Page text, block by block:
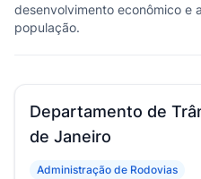
desenvolvimento econômico e
população.
Departamento de
de Janeiro
Administração de Rodovias